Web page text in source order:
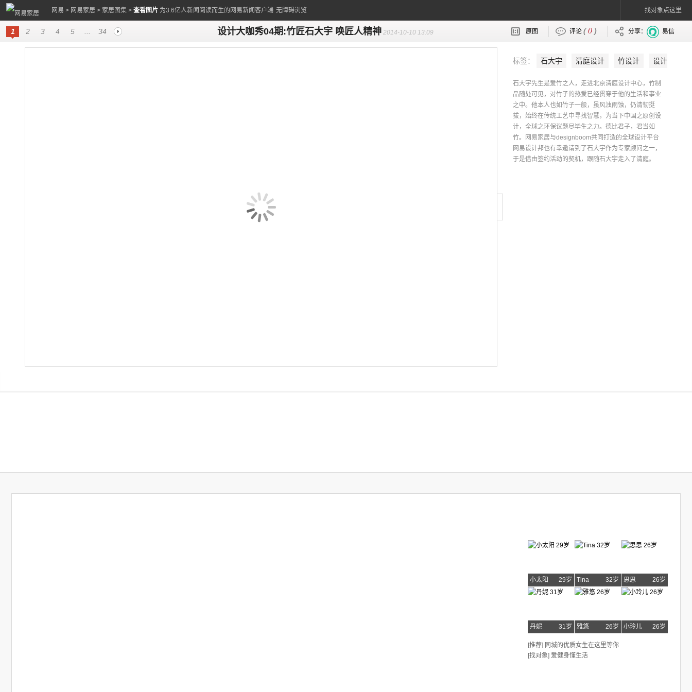
网易 > 网易家居 > 家居图集 > 查看图片 为3.6亿人新闻阅读而生的网易新闻客户端 无障碍浏览 找对象点这里
1 2 3 4 5 34 设计大咖秀04期:竹匠石大宇 唤匠人精神 2014-10-10 13:09 原图 评论 (0 ) 分享： 易信
标签： 石大宇 清庭设计 竹设计
设计
石大宇先生是爱竹之人，走进北京清庭设计中心，竹制
品随处可见，对竹子的热爱已经贯穿于他的生活和事业
之中。他本人也如竹子一般，虽风浊雨蚀，仍清韧挺
拔，始终在传统工艺中寻找智慧，为当下中国之原创设
计，全球之环保议题尽毕生之力。德比君子，君当如
竹。网易家居与designboom共同打造的全球设计平台
网易设计邦也有幸邀请到了石大宇作为专家顾问之一，
于是借由签约活动的契机，跟随石大宇走入了清庭。
小太阳 29岁 Tina 32岁 思思 26岁
丹妮 31岁 雅悠 26岁 小玲儿 26岁
[推荐] 同城的优质女生在这里等你
[找对象] 爱健身懂生活